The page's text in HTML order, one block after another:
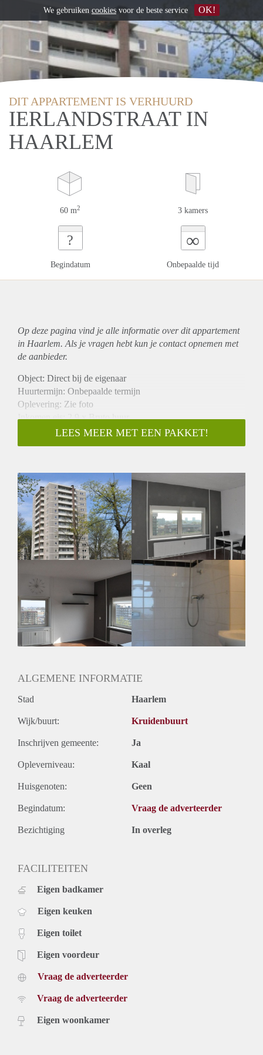
DIT APPARTEMENT IS VERHUURD
IERLANDSTRAAT IN
HAARLEM
60 m2 3 kamers
?
Begindatum
∞
Onbepaalde tijd
Op deze pagina vind je alle informatie over ditappartement
in Haarlem. Als je vragen hebt kun je contact opnemen met
de aanbieder.
Object: Direct bij de eigenaar
Huurtermijn: Onbepaalde termijn
Oplevering: Zie foto
Inkomen eis: 2,9 x Bruto huur
Garantiestelling mogelijk: Ja
Borg: 1 Maand
Huisdieren toegestaan: Afhankelijk van de Eigenaar
Huurtoeslag grens: Nee
Geschikt voor studenten: Afhankelijk van de Eigenaar
LEES MEER MET EEN PAKKET!
ALGEMENE INFORMATIE
Stad Haarlem
Wijk/buurt: Kruidenbuurt
Inschrijven gemeente: Ja
Opleverniveau: Kaal
Huisgenoten: Geen
Begindatum: Vraag de adverteerder
Bezichtiging In overleg
FACILITEITEN
Eigen badkamer
Eigen keuken
Eigen toilet
Eigen voordeur
Vraag de adverteerder
Vraag de adverteerder
Eigen woonkamer
We gebruiken cookies voor de beste service OK!